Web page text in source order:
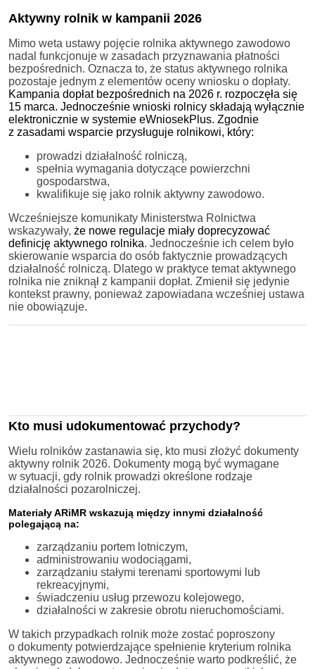
Aktywny rolnik w kampanii 2026
Mimo weta ustawy pojęcie rolnika aktywnego zawodowo
nadal funkcjonuje w zasadach przyznawania płatności
bezpośrednich. Oznacza to, że status aktywnego rolnika
pozostaje jednym z elementów oceny wniosku o dopłaty.
Kampania dopłat bezpośrednich na 2026 r. rozpoczęła się
15 marca. Jednocześnie wnioski rolnicy składają wyłącznie
elektronicznie w systemie eWniosekPlus. Zgodnie
z zasadami wsparcie przysługuje rolnikowi, który:
prowadzi działalność rolniczą,
spełnia wymagania dotyczące powierzchni
gospodarstwa,
kwalifikuje się jako rolnik aktywny zawodowo.
Wcześniejsze komunikaty Ministerstwa Rolnictwa
wskazywały, że nowe regulacje miały doprecyzować
definicję aktywnego rolnika. Jednocześnie ich celem było
skierowanie wsparcia do osób faktycznie prowadzących
działalność rolniczą. Dlatego w praktyce temat aktywnego
rolnika nie zniknął z kampanii dopłat. Zmienił się jedynie
kontekst prawny, ponieważ zapowiadana wcześniej ustawa
nie obowiązuje.
Kto musi udokumentować przychody?
Wielu rolników zastanawia się, kto musi złożyć dokumenty
aktywny rolnik 2026. Dokumenty mogą być wymagane
w sytuacji, gdy rolnik prowadzi określone rodzaje
działalności pozarolniczej.
Materiały ARiMR wskazują między innymi działalność
polegającą na:
zarządzaniu portem lotniczym,
administrowaniu wodociągami,
zarządzaniu stałymi terenami sportowymi lub
rekreacyjnymi,
świadczeniu usług przewozu kolejowego,
działalności w zakresie obrotu nieruchomościami.
W takich przypadkach rolnik może zostać poproszony
o dokumenty potwierdzające spełnienie kryterium rolnika
aktywnego zawodowo. Jednocześnie warto podkreślić, że